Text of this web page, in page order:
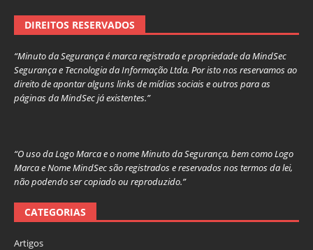
DIREITOS RESERVADOS
“Minuto da Segurança é marca registrada e propriedade da MindSec
Segurança e Tecnologia da Informação Ltda. Por isto nos reservamos ao
direito de apontar alguns links de mídias sociais e outros para as
páginas da MindSec já existentes.”
“O uso da Logo Marca e o nome Minuto da Segurança, bem como Logo
Marca e Nome MindSec são registrados e reservados nos termos da lei,
não podendo ser copiado ou reproduzido.”
CATEGORIAS
Artigos